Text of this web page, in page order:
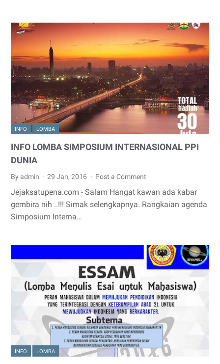
INFO LOMBA
INFO LOMBA SIMPOSIUM INTERNASIONAL PPI
DUNIA
By admin 29 Jan, 2016 Post a Comment
Jejaksatupena.com - Salam Hangat kawan ada kabar
gembira nih ..!!! Simak selengkapnya. Rangkaian agenda
Simposium Interna…
INFO LOMBA